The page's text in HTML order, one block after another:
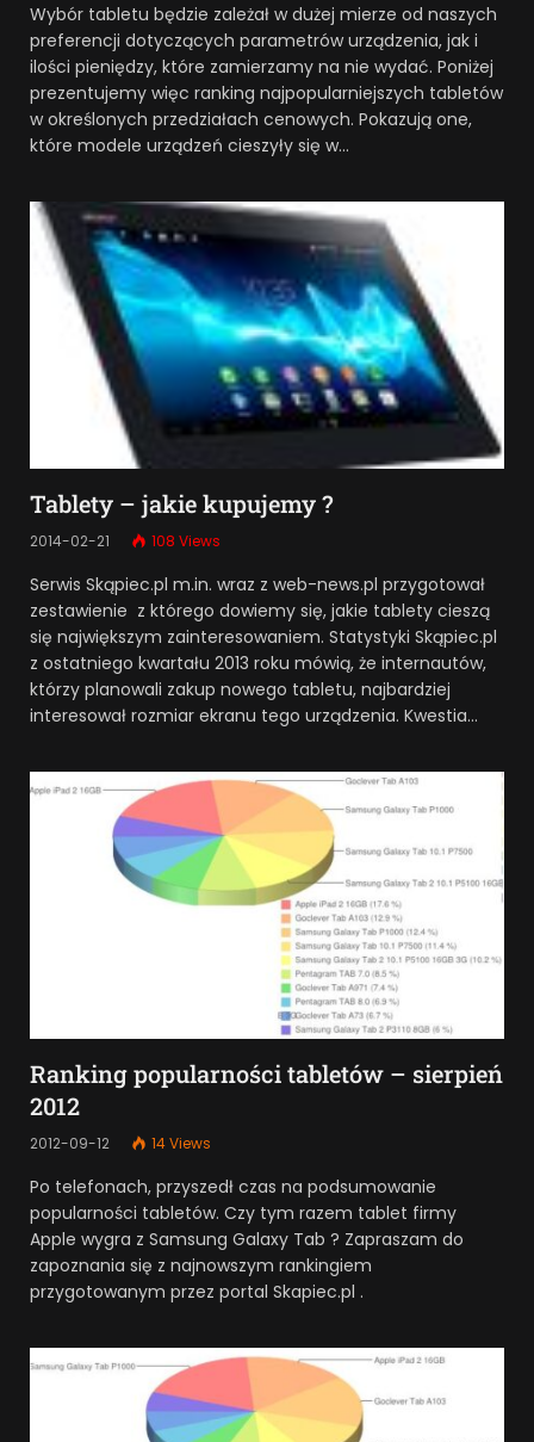
Wybór tabletu będzie zależał w dużej mierze od naszych
preferencji dotyczących parametrów urządzenia, jak i
ilości pieniędzy, które zamierzamy na nie wydać. Poniżej
prezentujemy więc ranking najpopularniejszych tabletów
w określonych przedziałach cenowych. Pokazują one,
które modele urządzeń cieszyły się w…
Tablety – jakie kupujemy ?
2014-02-21 108 Views
Serwis Skąpiec.pl m.in. wraz z web-news.pl przygotował
zestawienie z którego dowiemy się, jakie tablety cieszą
się największym zainteresowaniem. Statystyki Skąpiec.pl
z ostatniego kwartału 2013 roku mówią, że internautów,
którzy planowali zakup nowego tabletu, najbardziej
interesował rozmiar ekranu tego urządzenia. Kwestia…
Ranking popularności tabletów – sierpień
2012
2012-09-12 14Views
Po telefonach, przyszedł czas na podsumowanie
popularności tabletów. Czy tym razem tablet firmy
Apple wygra z Samsung Galaxy Tab ? Zapraszam do
zapoznania się z najnowszym rankingiem
przygotowanym przez portal Skapiec.pl .